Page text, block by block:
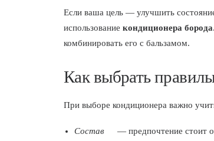
Если ваша цель — улучшить
использование кондиционера борода
комбинировать его с бальзамом.
Как выбрать
При выборе кондиционера важно
Состав
— предпочтение стоит